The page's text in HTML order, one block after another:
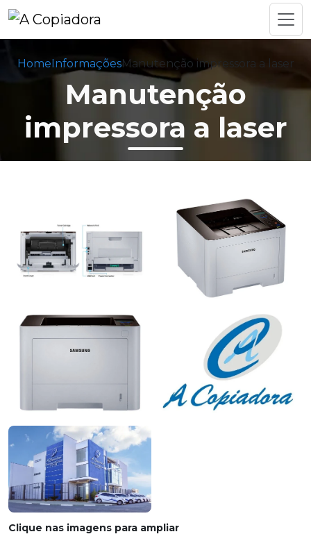
HomeInformaçõesManutenção impressora a laser
Manutenção
impressora a laser
Clique nas imagens para ampliar